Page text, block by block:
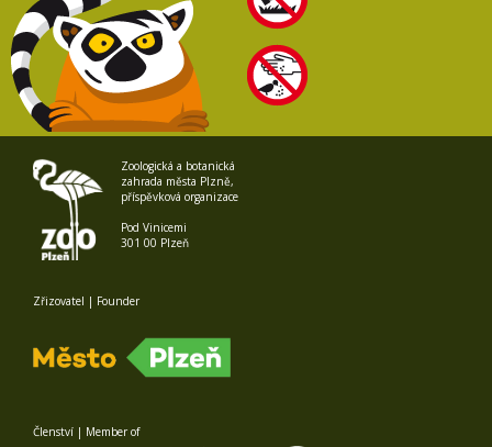
Zoologická a botanická
zahrada města Plzně,
příspěvková organizace
Pod Vinicemi
301 00 Plzeň
Zřizovatel | Founder
Členství | Member of